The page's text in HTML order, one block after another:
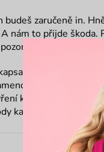
budeš zaručeně in.
nám to přijde
ale zas není
se zipem
kabelky
kabelka